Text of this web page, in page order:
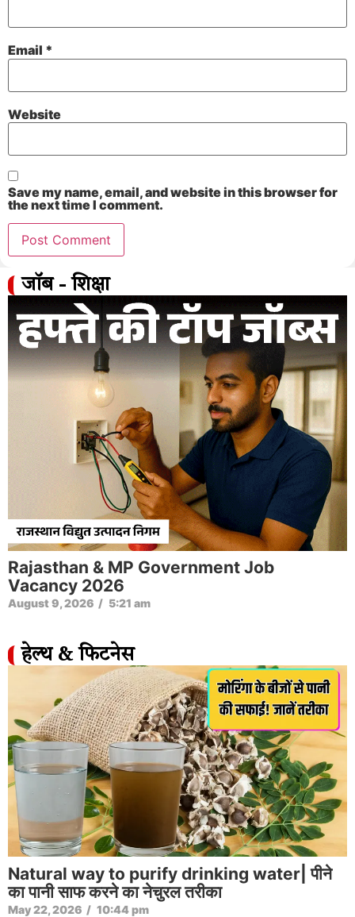
Email *
Website
Save my name, email, and website in this browser for
the next time I comment.
जॉब - शिक्षा
Rajasthan & MP Government Job
Vacancy 2026
August 9, 2026 / 5:21 am
हेल्थ & फिटनेस
Natural way to purify drinking water| पीने
का पानी साफ करने का नेचुरल तरीका
May 22, 2026 / 10:44 pm